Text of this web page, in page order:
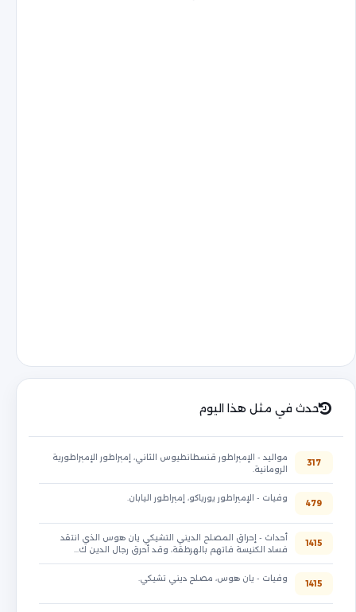
حدث في مثل هذا اليوم
317
مواليد - الإمبراطور قنسطانطيوس الثاني، إمبراطور الإمبراطورية
الرومانية.
479
وفيات - الإمبراطور يورياكو، إمبراطور اليابان.
1415
أحداث - إحراق المصلح الديني التشيكي يان هوس الذي انتقد
فساد الكنيسة فاتهم بالهرطقة، وقد أحرق رجال الدين ك…
1415
وفيات - يان هوس، مصلح ديني تشيكي.